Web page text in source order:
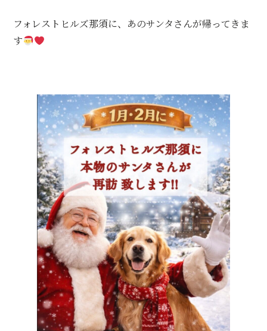
フォレストヒルズ那須に、あのサンタさんが帰ってきま
す